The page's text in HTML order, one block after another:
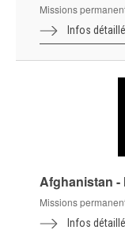
Missions
Infos
Afghanistan -
Missions
Infos